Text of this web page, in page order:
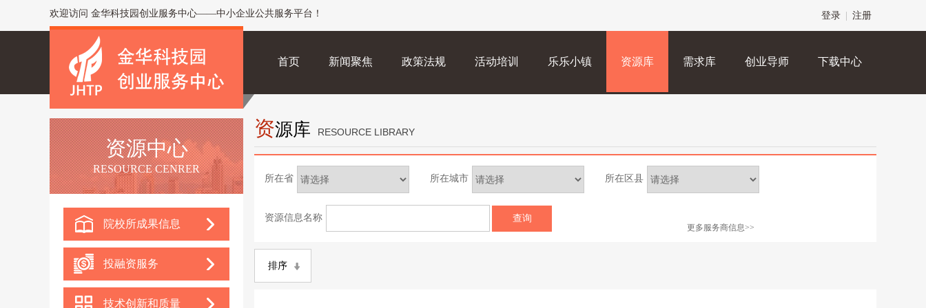
欢迎访问 金华科技园创业服务中心——中小企业公共服务平台！ 登录 注册
首页 新闻聚焦 政策法规 活动培训 乐乐小镇 资源库 需求库 创业导师 下载中心
资源中心
RESOURCE CENRER
院校所成果信息
投融资服务
技术创新和质量
资源库 RESOURCE LIBRARY
所在省 所在城市 所在区县
资源信息名称
更多服务商信息>>
排序